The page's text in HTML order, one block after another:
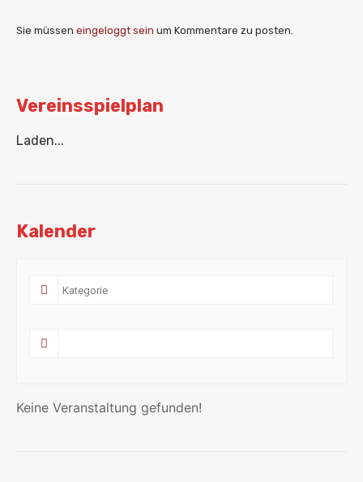
Sie müssen eingeloggt sein um Kommentare zu posten.
Vereinsspielplan
Laden...
Kalender
Keine Veranstaltung gefunden!